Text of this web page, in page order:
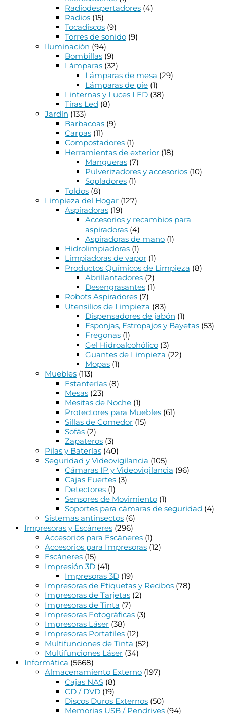
Radiodespertadores (4)
Radios (15)
Tocadiscos (9)
Torres de sonido (9)
Iluminación (94)
Bombillas (9)
Lámparas (32)
Lámparas de mesa (29)
Lámparas de pie (1)
Linternas y Luces LED (38)
Tiras Led (8)
Jardín (133)
Barbacoas (9)
Carpas (11)
Compostadores (1)
Herramientas de exterior (18)
Mangueras (7)
Pulverizadores y accesorios (10)
Sopladores (1)
Toldos (8)
Limpieza del Hogar (127)
Aspiradoras (19)
Accesorios y recambios para
aspiradoras (4)
Aspiradoras de mano (1)
Hidrolimpiadoras (1)
Limpiadoras de vapor (1)
Productos Químicos de Limpieza (8)
Abrillantadores (2)
Desengrasantes (1)
Robots Aspiradores (7)
Utensilios de Limpieza (83)
Dispensadores de jabón (1)
Esponjas, Estropajos y Bayetas (53)
Fregonas (1)
Gel Hidroalcohólico (3)
Guantes de Limpieza (22)
Mopas (1)
Muebles (113)
Estanterías (8)
Mesas (23)
Mesitas de Noche (1)
Protectores para Muebles (61)
Sillas de Comedor (15)
Sofás (2)
Zapateros (3)
Pilas y Baterías (40)
Seguridad y Videovigilancia (105)
Cámaras IP y Videovigilancia (96)
Cajas Fuertes (3)
Detectores (1)
Sensores de Movimiento (1)
Soportes para cámaras de seguridad (4)
Sistemas antinsectos (6)
Impresoras y Escáneres (296)
Accesorios para Escáneres (1)
Accesorios para Impresoras (12)
Escáneres (15)
Impresión 3D (41)
Impresoras 3D (19)
Impresoras de Etiquetas y Recibos (78)
Impresoras de Tarjetas (2)
Impresoras de Tinta (7)
Impresoras Fotográficas (3)
Impresoras Láser (38)
Impresoras Portatiles (12)
Multifunciones de Tinta (52)
Multifunciones Láser (34)
Informática (5668)
Almacenamiento Externo (197)
Cajas NAS (8)
CD / DVD (19)
Discos Duros Externos (50)
Memorias USB / Pendrives (94)